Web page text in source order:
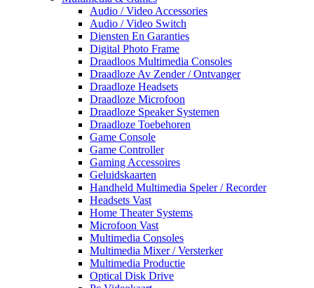
Audio / Video Accessories
Audio / Video Switch
Diensten En Garanties
Digital Photo Frame
Draadloos Multimedia Consoles
Draadloze Av Zender / Ontvanger
Draadloze Headsets
Draadloze Microfoon
Draadloze Speaker Systemen
Draadloze Toebehoren
Game Console
Game Controller
Gaming Accessoires
Geluidskaarten
Handheld Multimedia Speler / Recorder
Headsets Vast
Home Theater Systems
Microfoon Vast
Multimedia Consoles
Multimedia Mixer / Versterker
Multimedia Productie
Optical Disk Drive